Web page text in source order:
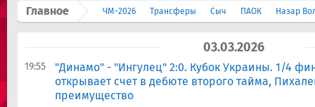
Главное ЧМ-2026 Трансферы Сыч ПАОК Назар
03.03.2026
19:55
"Динамо" - "Ингулец" 2:0. Кубок Украины. 1/4
открывает счет в дебюте второго тайма,
преимущество